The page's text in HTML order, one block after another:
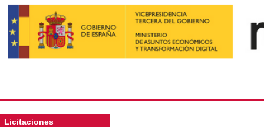
Licitaciones